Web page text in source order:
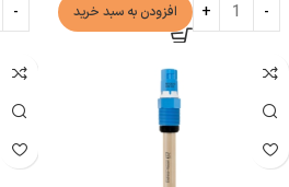
افزودن به سبد خرید